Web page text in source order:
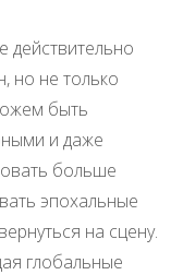
действительно
но не только
быть
и даже
больше
эпохальные
на сцену.
глобальные